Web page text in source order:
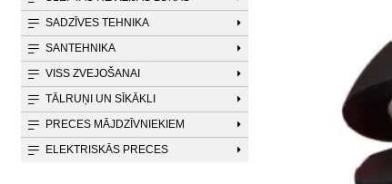
SADZĪVES TEHNIKA
SANTEHNIKA
VISS ZVEJOŠANAI
TĀLRUŅI UN SĪKĀKLI
PRECES MĀJDZĪVNIEKIEM
ELEKTRISKĀS PRECES